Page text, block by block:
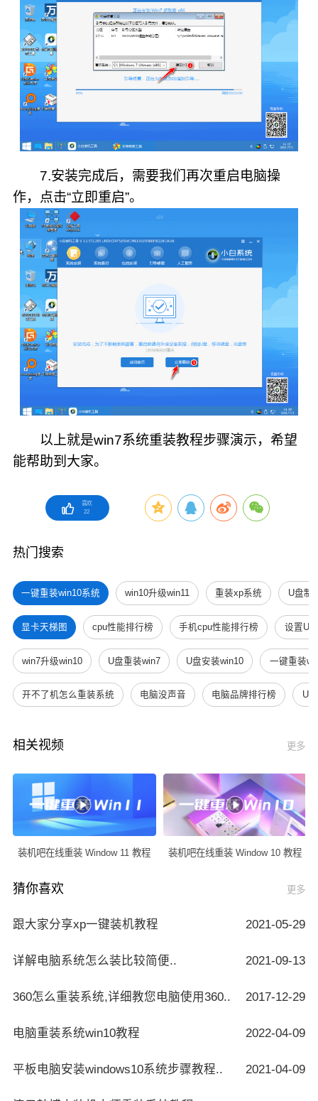
7.安装完成后，需要我们再次重启电脑操
作，点击“立即重启”。
以上就是win7系统重装教程步骤演示，希望
能帮助到大家。
喜欢
22
热门搜索
一键重装win10系统 win10升级win11 重装xp系统 U盘制
显卡天梯图 cpu性能排行榜 手机cpu性能排行榜 设置U
win7升级win10 U盘重装win7 U盘安装win10 一键重装
开不了机怎么重装系统 电脑没声音 电脑品牌排行榜 U
相关视频 更多
装机吧在线重装 Window 11 教程 装机吧在线重装 Window 10 教程
猜你喜欢 更多
跟大家分享xp一键装机教程 2021-05-29
详解电脑系统怎么装比较简便.. 2021-09-13
360怎么重装系统,详细教您电脑使用360.. 2017-12-29
电脑重装系统win10教程 2022-04-09
平板电脑安装windows10系统步骤教程.. 2021-04-09